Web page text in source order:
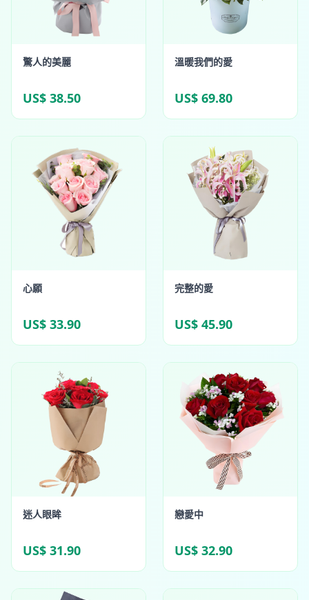
驚人的美麗
US$ 38.50
溫暖我們的愛
US$ 69.80
心願
US$ 33.90
完整的愛
US$ 45.90
迷人眼眸
US$ 31.90
戀愛中
US$ 32.90